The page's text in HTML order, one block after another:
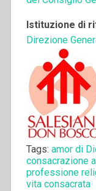
Istituzione di
Direzione
Tags: amor di
consacrazione
professione
vita consacrata